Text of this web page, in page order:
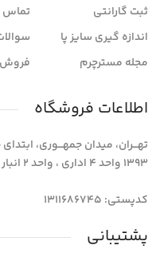
ثبت گارانتی
اندازه گیری سایز پا
مجله مسترچرم
تماس
اطلاعات فروشگاه
تهـــران، میدان جمهـــوری،
1393 واحد 4 اداری ، واحد 2 انبار
کدپستی: 1311686745
پشتیبانی